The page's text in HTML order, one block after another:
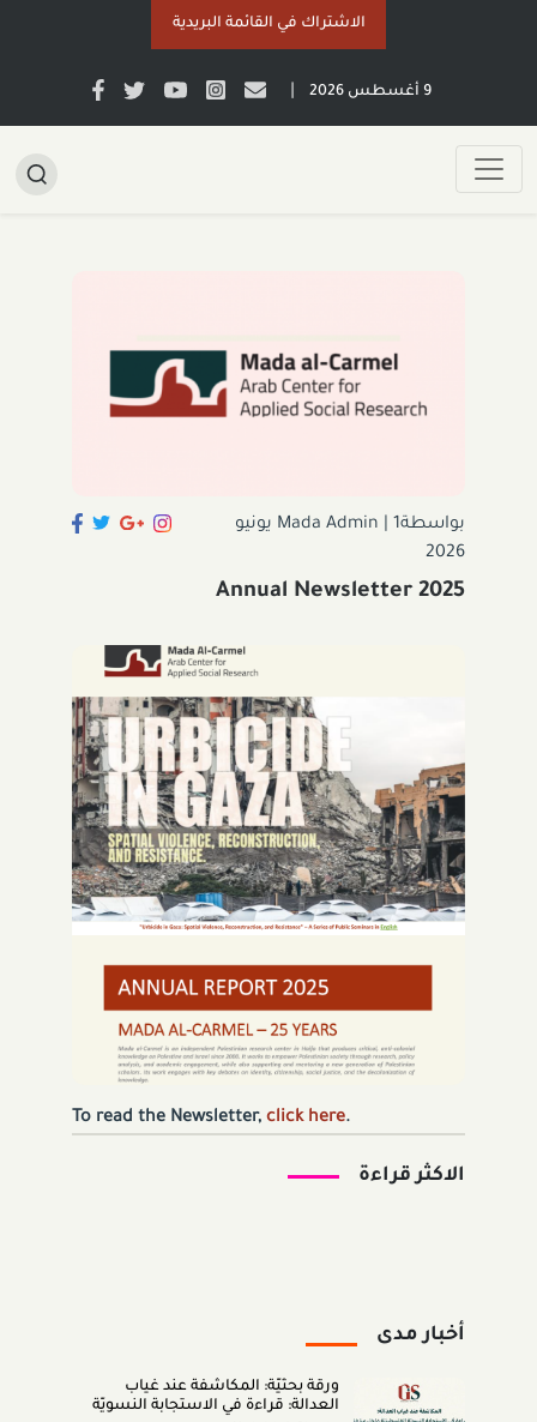
الاشتراك في القائمة البريدية
9 أغسطس 2026
بواسطةMada Admin
1 يونيو
2026
Annual Newsletter 2025
To read the Newsletter, click here.
الاكثر قراءة
أخبار مدى
ورقة بحثيّة: المكاشفة عند غياب
العدالة: قراءة في الاستجابة النسويّة